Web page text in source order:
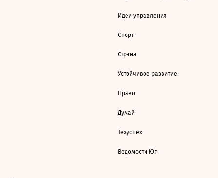
Идеи управления
Спорт
Страна
Устойчивое развитие
Право
Думай
Техуспех
Ведомости Юг